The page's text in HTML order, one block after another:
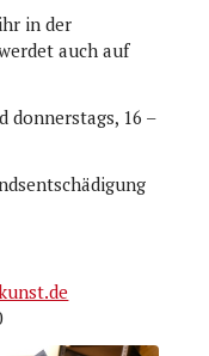
in der
auch auf
donnerstags, 16 –